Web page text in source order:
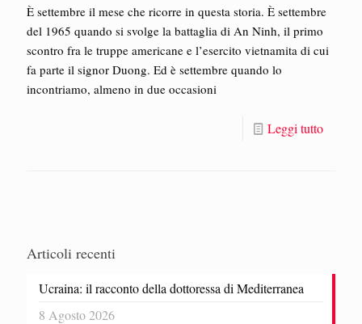
È settembre il mese che ricorre in questa storia. È settembre
del 1965 quando si svolge la battaglia di An Ninh, il primo
scontro fra le truppe americane e l’esercito vietnamita di cui
fa parte il signor Duong. Ed è settembre quando lo
incontriamo, almeno in due occasioni
Leggi tutto
Articoli recenti
Ucraina: il racconto della dottoressa di Mediterranea
8 Agosto 2026